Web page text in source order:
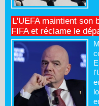
L'UEFA maintient son
FIFA et réclame le